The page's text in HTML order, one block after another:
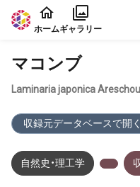
本文に飛ぶ
ホームギャラリー
マコンブ
Laminaria japonica
収録元データベースで開く
自然史・理工学